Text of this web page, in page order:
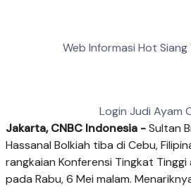
Web Informasi Hot
Login Judi Ayam
Jakarta, CNBC Indonesia -Sultan
Hassanal Bolkiah tiba di Cebu,
rangkaian Konferensi Tingkat Tinggi
pada Rabu, 6 Mei malam.